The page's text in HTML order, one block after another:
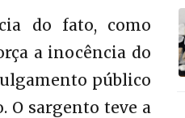
do fato, como
a inocência do
público
O sargento teve a